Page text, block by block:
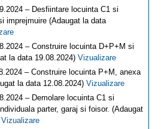
– Desfiintare locuinta C1 si
imprejmuire (Adaugat la data
– Construire locuinta D+P+M si
la data 19.08.2024) Vizualizare
– Construire locuinta P+M, anexa
la data 12.08.2024) Vizualizare
– Demolare locuinta C1 si
parter, garaj si foisor. (Adaugat
Vizualizare